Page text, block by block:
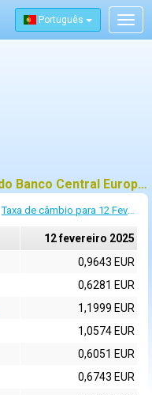
Português
Taxas de câmbio de referência do Banco Central Europeu (BCE) para 12 fevereiro 2025
Taxa de câmbio para 12 Fevereiro 2025
12 fevereiro 2025
0,9643 EUR
0,6281 EUR
1,1999 EUR
1,0574 EUR
0,6051 EUR
0,6743 EUR